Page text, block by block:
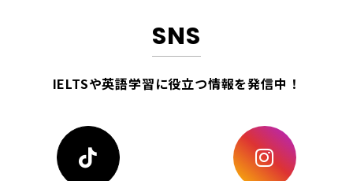
SNS
IELTSや英語学習に役立つ情報を発信中！